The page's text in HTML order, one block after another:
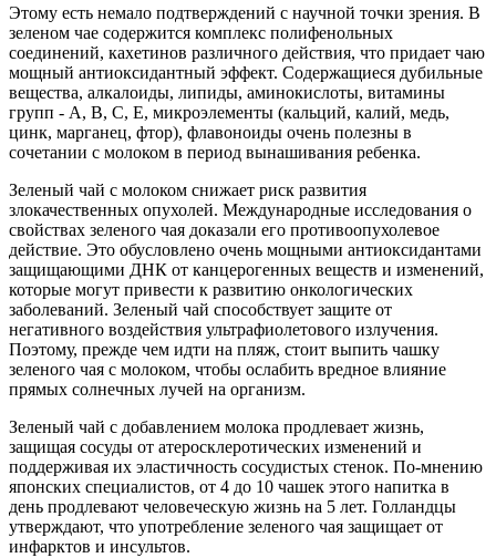
Этому есть немало подтверждений с научной точки зрения. В
зеленом чае содержится комплекс полифенольных
соединений, кахетинов различного действия, что придает чаю
мощный антиоксидантный эффект. Содержащиеся дубильные
вещества, алкалоиды, липиды, аминокислоты, витамины
групп - А, В, С, Е, микроэлементы (кальций, калий, медь,
цинк, марганец, фтор), флавоноиды очень полезны в
сочетании с молоком в период вынашивания ребенка.
Зеленый чай с молоком снижает риск развития
злокачественных опухолей. Международные исследования о
свойствах зеленого чая доказали его противоопухолевое
действие. Это обусловлено очень мощными антиоксидантами
защищающими ДНК от канцерогенных веществ и изменений,
которые могут привести к развитию онкологических
заболеваний. Зеленый чай способствует защите от
негативного воздействия ультрафиолетового излучения.
Поэтому, прежде чем идти на пляж, стоит выпить чашку
зеленого чая с молоком, чтобы ослабить вредное влияние
прямых солнечных лучей на организм.
Зеленый чай с добавлением молока продлевает жизнь,
защищая сосуды от атеросклеротических изменений и
поддерживая их эластичность сосудистых стенок. По-мнению
японских специалистов, от 4 до 10 чашек этого напитка в
день продлевают человеческую жизнь на 5 лет. Голландцы
утверждают, что употребление зеленого чая защищает от
инфарктов и инсультов.